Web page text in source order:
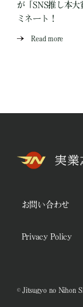
が「SNS推し本
ミネート！
Read more
お問い合わせ
Privacy Policy
© Jitsugyo no Nihon